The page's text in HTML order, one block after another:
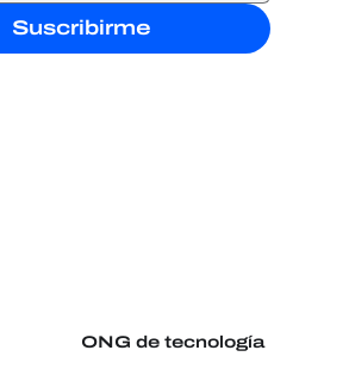
gratuito de monday.com
ONG de tecnología
Suscribirme